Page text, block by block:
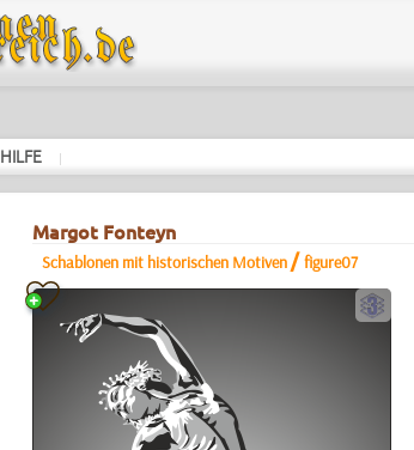
HILFE |
Margot Fonteyn
Schablonen mit historischen Motiven /figure07
c